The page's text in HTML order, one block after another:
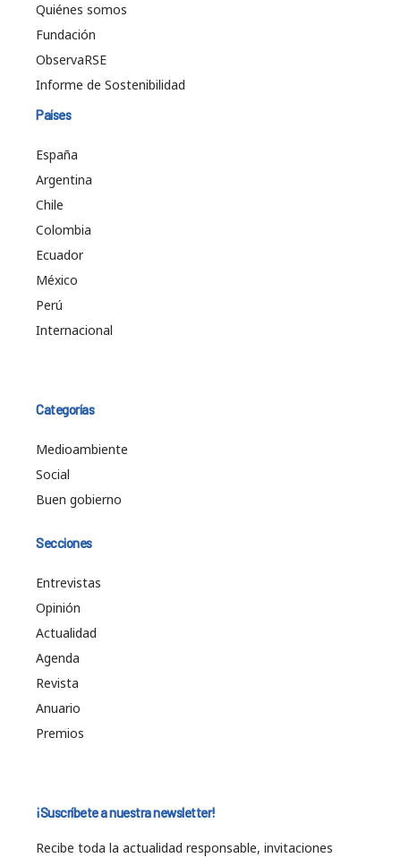
Quiénes somos
Fundación
ObservaRSE
Informe de Sostenibilidad
Países
España
Argentina
Chile
Colombia
Ecuador
México
Perú
Internacional
Categorías
Medioambiente
Social
Buen gobierno
Secciones
Entrevistas
Opinión
Actualidad
Agenda
Revista
Anuario
Premios
¡Suscríbete a nuestra newsletter!
Recibe toda la actualidad responsable, invitaciones